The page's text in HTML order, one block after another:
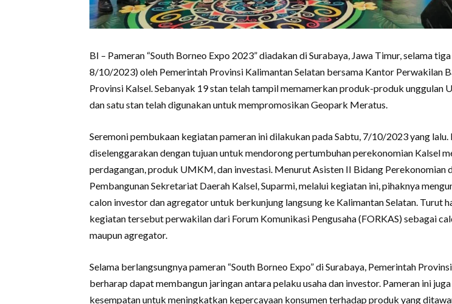
BI – Pameran “South Borneo Expo 2023” diadakan di Surabaya, Jawa Timur, selama
8/10/2023) oleh Pemerintah Provinsi Kalimantan Selatan bersama Kantor Perwakilan
Provinsi Kalsel. Sebanyak 19 stan telah tampil memamerkan produk-produk unggulan
dan satu stan telah digunakan untuk mempromosikan Geopark Meratus.
Seremoni pembukaan kegiatan pameran ini dilakukan pada Sabtu, 7/10/2023 yang lalu.
diselenggarakan dengan tujuan untuk mendorong pertumbuhan perekonomian Kalsel
perdagangan, produk UMKM, dan investasi. Menurut Asisten II Bidang Perekonomian
Pembangunan Sekretariat Daerah Kalsel, Suparmi, melalui kegiatan ini, pihaknya
calon investor dan agregator untuk berkunjung langsung ke Kalimantan Selatan. Turut
kegiatan tersebut perwakilan dari Forum Komunikasi Pengusaha (FORKAS) sebagai
maupun agregator.
Selama berlangsungnya pameran “South Borneo Expo” di Surabaya, Pemerintah
berharap dapat membangun jaringan antara pelaku usaha dan investor. Pameran ini
kesempatan untuk meningkatkan kepercayaan konsumen terhadap produk yang